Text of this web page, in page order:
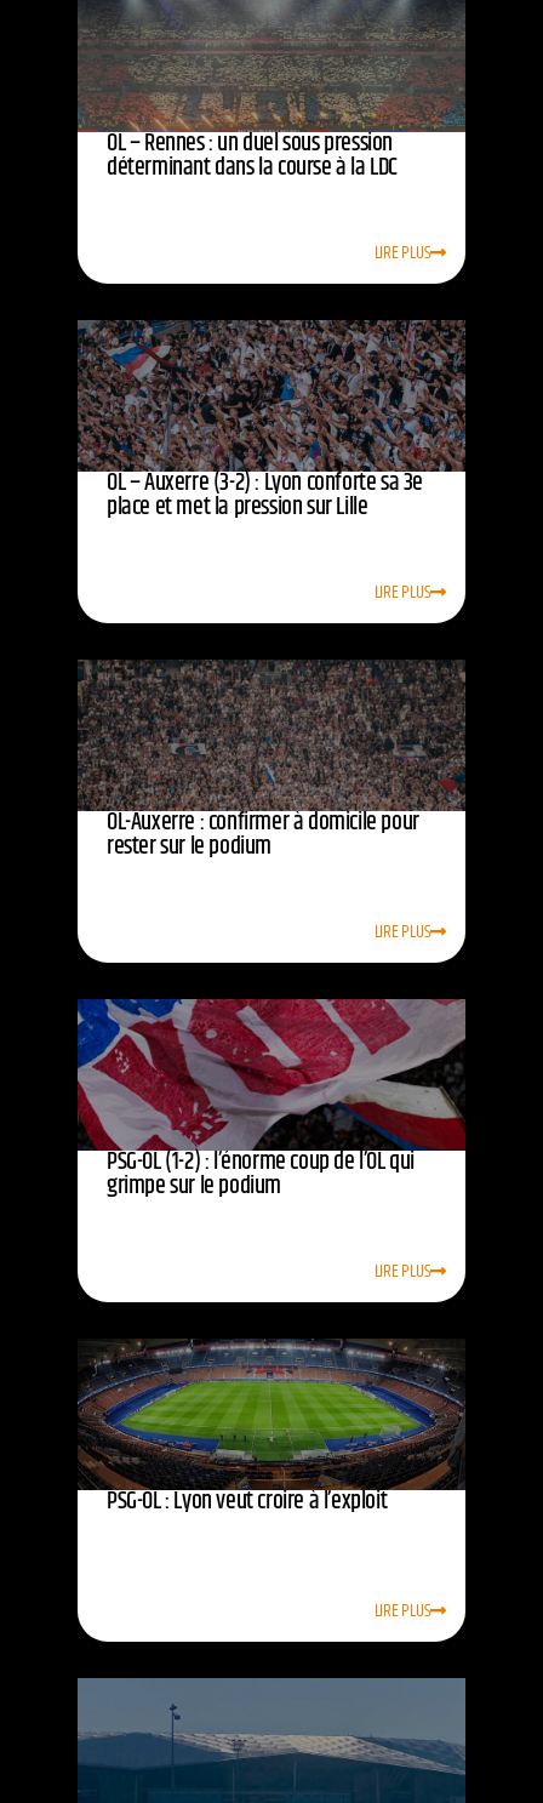
OL – Rennes : un duel sous pression
déterminant dans la course à la LDC
LIRE PLUS
OL – Auxerre (3-2) : Lyon conforte sa 3e
place et met la pression sur Lille
LIRE PLUS
OL-Auxerre : confirmer à domicile pour
rester sur le podium
LIRE PLUS
PSG-OL (1-2) : l’énorme coup de l’OL qui
grimpe sur le podium
LIRE PLUS
PSG-OL : Lyon veut croire à l’exploit
LIRE PLUS